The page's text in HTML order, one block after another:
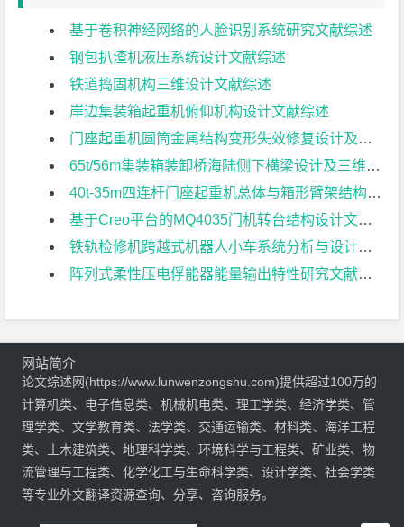
基于卷积神经网络的人脸识别系统研究文献综述
钢包扒渣机液压系统设计文献综述
铁道捣固机构三维设计文献综述
岸边集装箱起重机俯仰机构设计文献综述
门座起重机圆筒金属结构变形失效修复设计及设备管理对策与分析；文献综述
65t/56m集装箱装卸桥海陆侧下横梁设计及三维建模文献综述
40t-35m四连杆门座起重机总体与箱形臂架结构参数化建模文献综述
基于Creo平台的MQ4035门机转台结构设计文献综述
铁轨检修机跨越式机器人小车系统分析与设计文献综述
阵列式柔性压电俘能器能量输出特性研究文献综述
网站简介
论文综述网(https://www.lunwenzongshu.com)提供超过100万的
计算机类、电子信息类、机械机电类、理工学类、经济学类、管
理学类、文学教育类、法学类、交通运输类、材料类、海洋工程
类、土木建筑类、地理科学类、环境科学与工程类、矿业类、物
流管理与工程类、化学化工与生命科学类、设计学类、社会学类
等专业外文翻译资源查询、分享、咨询服务。